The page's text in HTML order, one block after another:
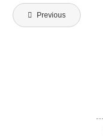
Beitragsnavigation
Previous